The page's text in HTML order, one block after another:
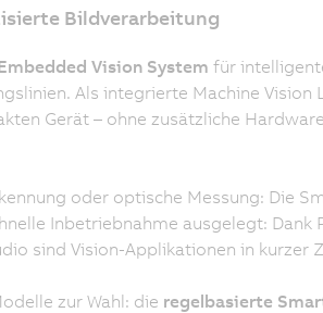
Bildverarbeitung
Vision System für
Als integrierte Machine Vision
Gerät – ohne zusätzliche
oder optische Messung: Die
Inbetriebnahme ausgelegt:
sind Vision-Applikationen in kurzer
zur Wahl: die regelbasierte